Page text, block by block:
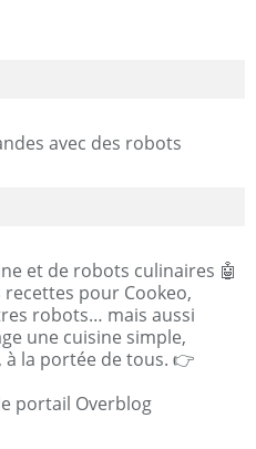
avec des robots
et de robots culinaires 🤖
recettes pour Cookeo,
robots… mais aussi
une cuisine simple,
la portée de tous. 👉
portail Overblog